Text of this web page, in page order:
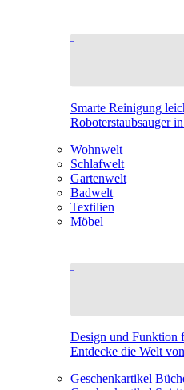
Smarte Reinigung
Roboterstaubsauger
Wohnwelt
Schlafwelt
Gartenwelt
Badwelt
Textilien
Möbel
Design und Funktion
Entdecke die Welt
Geschenkartikel